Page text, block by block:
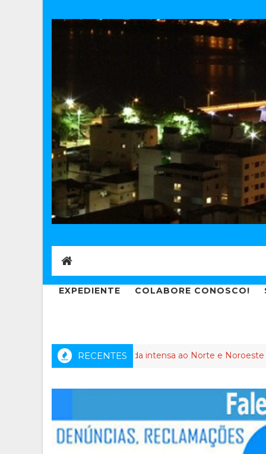
EXPEDIENTE COLABORE CONOSCO!
RECENTES
dos Anjos leva agenda intensa ao Norte e Noroeste do